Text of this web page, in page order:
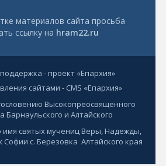
материалов сайта просьба
ссылку на hram22.ru
- проект «Епархия»
сайтами - CMS «Епархия»
Высокопреосвященного
Барнаульского и Алтайского
имя святых мучениц Веры, Надежды,
с. Березовка Алтайского края